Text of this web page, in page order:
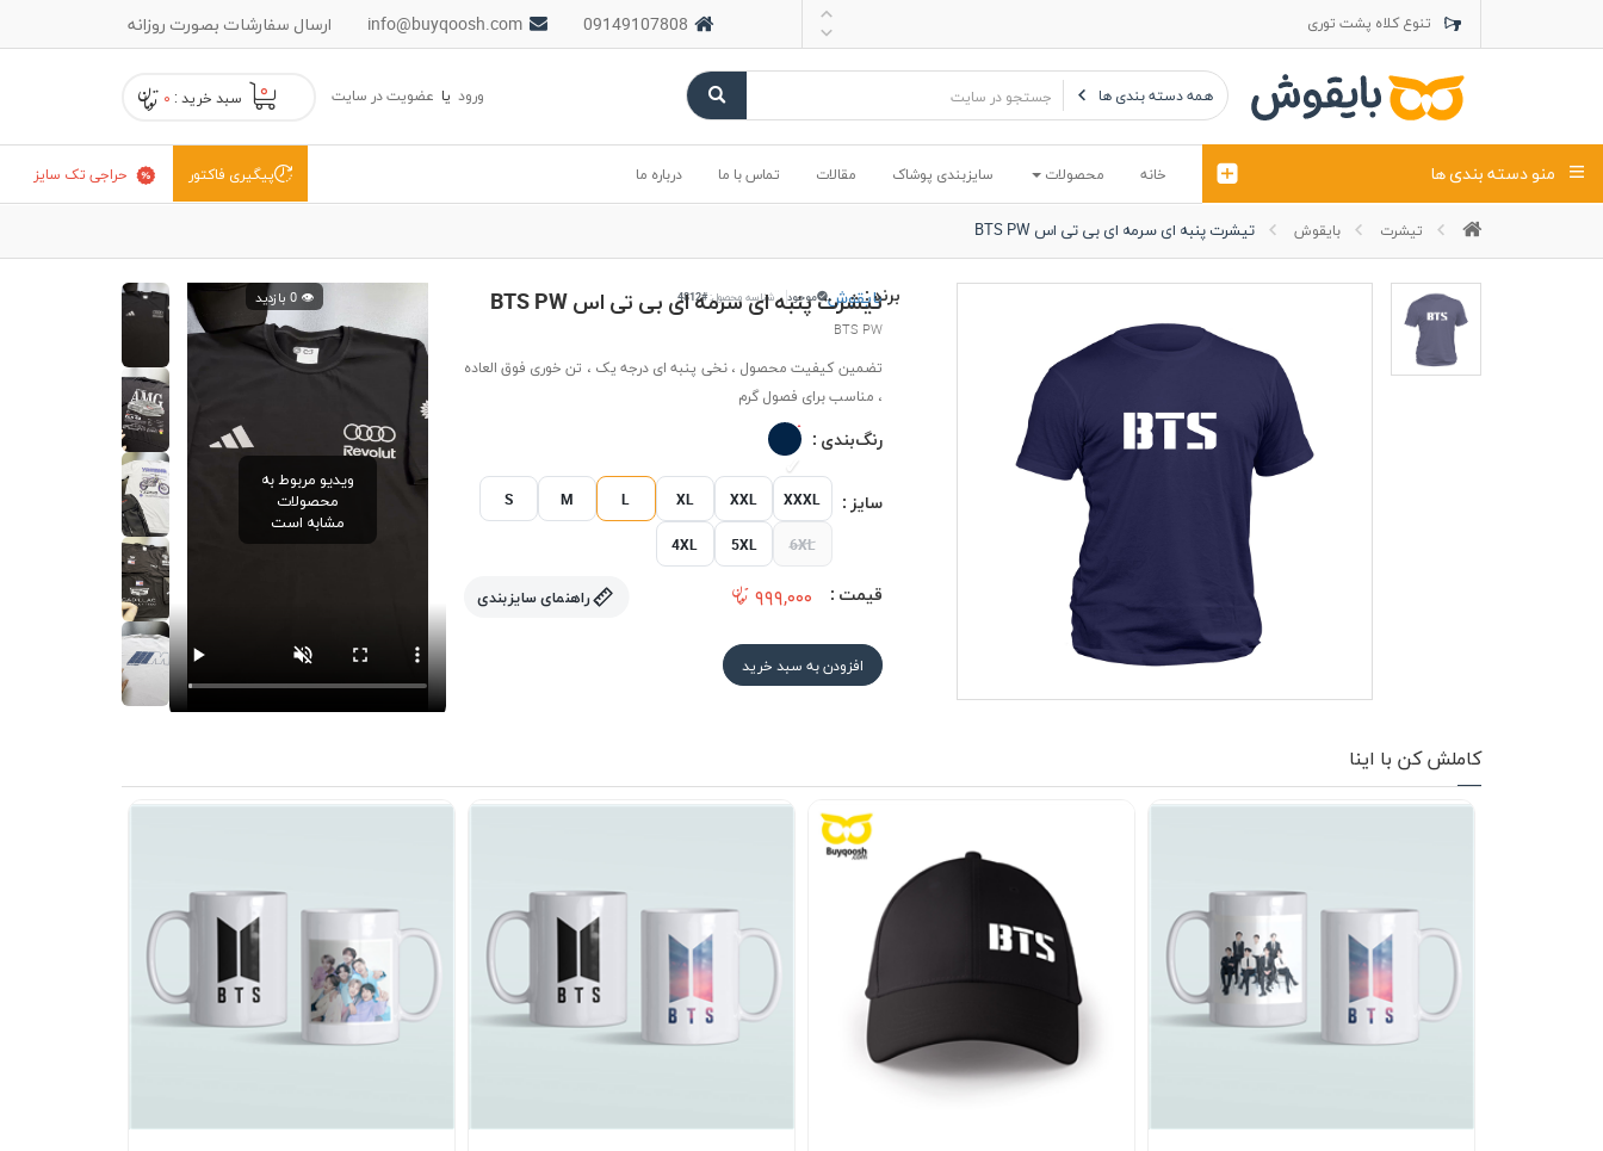
تنوع کلاه پشت توری
تنوع کلاه کتان
تنوع تراول ماک
ارسال سفارشات بصورت روزانه info@buyqoosh.com 09149107808
همه دسته بندی ها ۰ سبد خرید : ۰ ورود یا عضویت در سایت
حراجی تک سایز پیگیری فاکتور خانه محصولات سایزبندی پوشاک مقالات تماس با ما درباره ما منو دسته بندی ها
تیشرت بایقوش تیشرت پنبه ای سرمه ای بی تی اس BTS PW
تیشرت پنبه ای سرمه ای بی تی اس BTS PW
BTS PW
برند :بایقوش موجود شناسه محصول:#4812
تضمین کیفیت محصول ، نخی پنبه ای درجه یک ، تن خوری فوق العاده
، مناسب برای فصول گرم
رنگ‌بندی :
سایز : S M L XL XXL XXXL
4XL 5XL 6XL
قیمت : ۹۹۹,۰۰۰ راهنمای سایزبندی
افزودن به سبد خرید
👁️ 0 بازدید
ویدیو مربوط به
محصولات
مشابه است
کاملش کن با اینا